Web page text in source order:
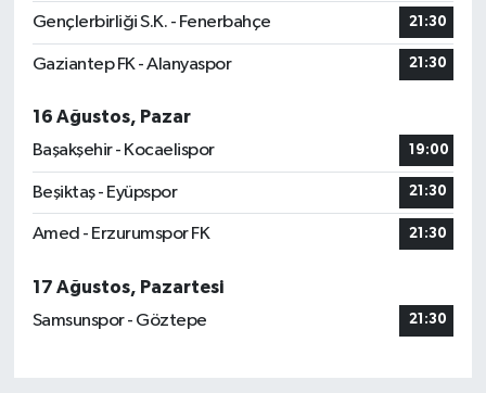
Gençlerbirliği S.K. - Fenerbahçe 21:30
Gaziantep FK - Alanyaspor 21:30
16 Ağustos, Pazar
Başakşehir - Kocaelispor
19:00
Beşiktaş - Eyüpspor 21:30
Amed - Erzurumspor FK 21:30
17 Ağustos, Pazartesi
Samsunspor - Göztepe
21:30